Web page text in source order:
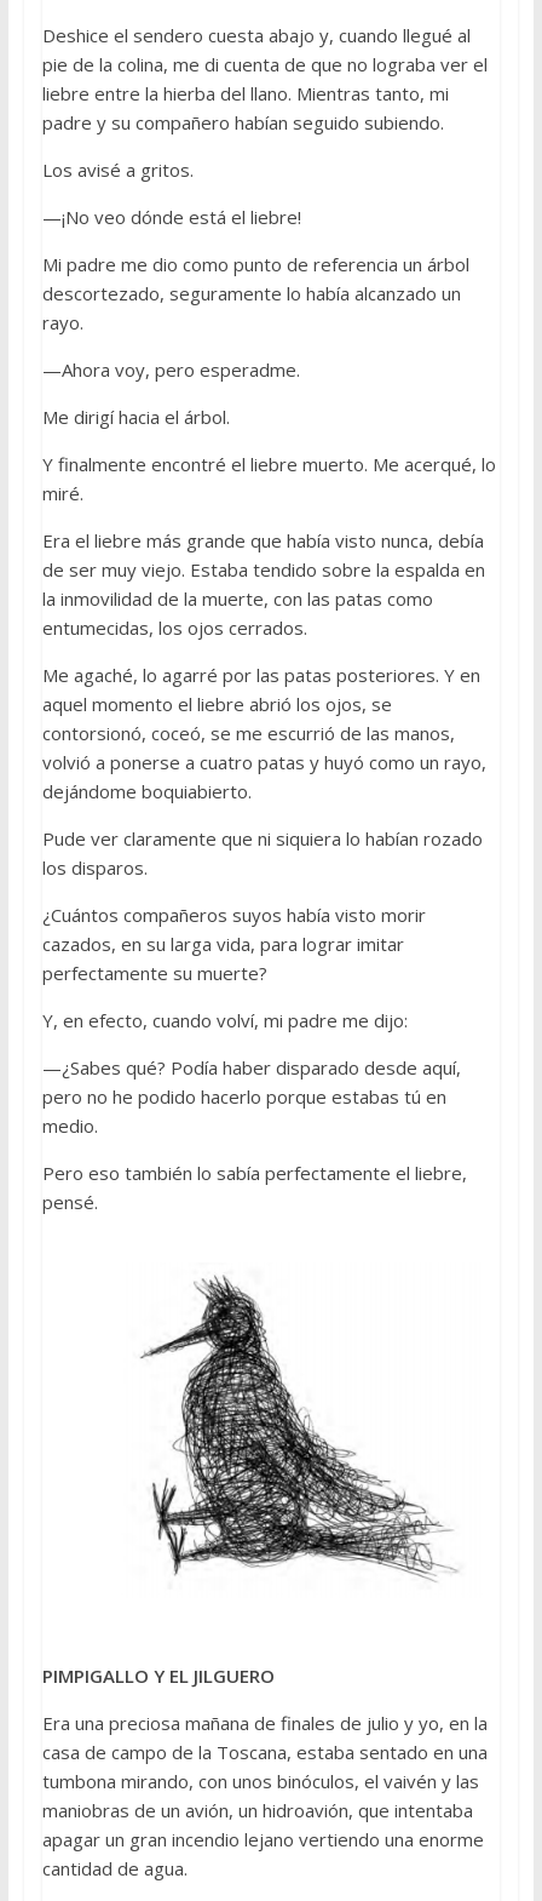
Deshice el sendero cuesta abajo y, cuando llegué al
pie de la colina, me di cuenta de que no lograba ver el
liebre entre la hierba del llano. Mientras tanto, mi
padre y su compañero habían seguido subiendo.
Los avisé a gritos.
—¡No veo dónde está el liebre!
Mi padre me dio como punto de referencia un árbol
descortezado, seguramente lo había alcanzado un
rayo.
—Ahora voy, pero esperadme.
Me dirigí hacia el árbol.
Y finalmente encontré el liebre muerto. Me acerqué, lo
miré.
Era el liebre más grande que había visto nunca, debía
de ser muy viejo. Estaba tendido sobre la espalda en
la inmovilidad de la muerte, con las patas como
entumecidas, los ojos cerrados.
Me agaché, lo agarré por las patas posteriores. Y en
aquel momento el liebre abrió los ojos, se
contorsionó, coceó, se me escurrió de las manos,
volvió a ponerse a cuatro patas y huyó como un rayo,
dejándome boquiabierto.
Pude ver claramente que ni siquiera lo habían rozado
los disparos.
¿Cuántos compañeros suyos había visto morir
cazados, en su larga vida, para lograr imitar
perfectamente su muerte?
Y, en efecto, cuando volví, mi padre me dijo:
—¿Sabes qué? Podía haber disparado desde aquí,
pero no he podido hacerlo porque estabas tú en
medio.
Pero eso también lo sabía perfectamente el liebre,
pensé.
PIMPIGALLO Y EL JILGUERO
Era una preciosa mañana de finales de julio y yo, en la
casa de campo de la Toscana, estaba sentado en una
tumbona mirando, con unos binóculos, el vaivén y las
maniobras de un avión, un hidroavión, que intentaba
apagar un gran incendio lejano vertiendo una enorme
cantidad de agua.